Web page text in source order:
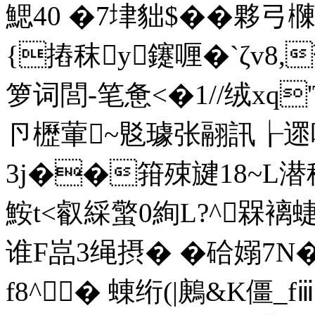
鰓40 �7垏貀$��
{摏秣y鑳喱�`ζv8,
箩词閭-笔惫<�1//绒
卪櫪葷~覐璩张翮訊┟
3j��箝殐旔18~L潜
鮟t<叡綵蟼0絢L?^槑
谁F嵓3绳摂� � 硆嫋
f8^� 蝀绗(|鶊&K僵